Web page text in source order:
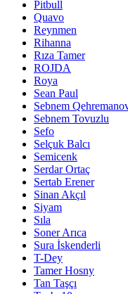
Pitbull
Quavo
Reynmen
Rihanna
Rıza Tamer
ROJDA
Roya
Sean Paul
Sebnem
Sebnem Tovuzlu
Sefo
Selçuk Balcı
Semicenk
Serdar Ortaç
Sertab Erener
Sinan Akçıl
Siyam
Sıla
Soner Arıca
Sura İskenderli
T-Dey
Tamer Hosny
Tan Taşçı